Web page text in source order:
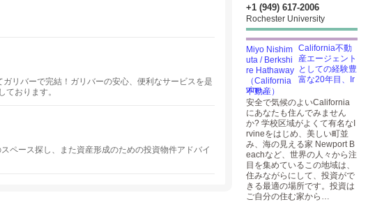
リバーで完結！ガリバーの安心、便利なサービスを是
おります。
ペース探し、また資産形成のための投資物件アドバイ
+1 (949) 617-2006
Rochester University
California不動
産エージェント
としての経験豊
富な20年目、Ir
vine,...
安全で気候のよいCalifornia
にあなたも住んでみません
か? 学校区域がよくて有名なI
rvineをはじめ、美しい町並
み、海の見える家 Newport B
eachなど、世界の人々から注
目を集めているこの地域は、
住みながらにして、投資がで
きる最適の場所です。投資は
ご自分の住む家から…